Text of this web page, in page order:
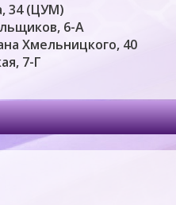
34 (ЦУМ)
6-А
Хмельницкого, 40
7-Г